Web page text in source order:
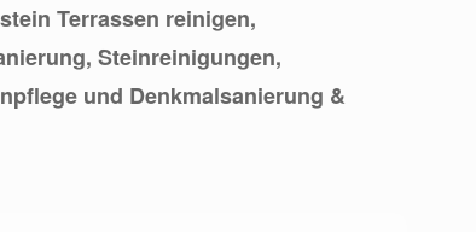
Terrassen reinigen,
Steinreinigungen,
und Denkmalsanierung &